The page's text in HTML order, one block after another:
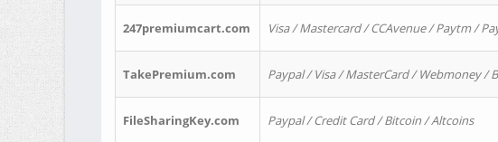
247premiumcart.com Visa / Mastercard / CCAvenue / Paytm /
TakePremium.com Paypal / Visa / MasterCard / Webmoney /
FileSharingKey.com Paypal / Credit Card / Bitcoin / Altcoins